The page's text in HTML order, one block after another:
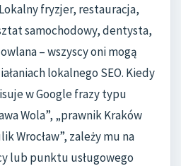
fryzjer, restauracja,
samochodowy, dentysta,
– wszyscy oni mogą
lokalnego SEO. Kiedy
w Google frazy typu
Wola”, „prawnik Kraków
Wrocław”, zależy mu na
lub punktu usługowego